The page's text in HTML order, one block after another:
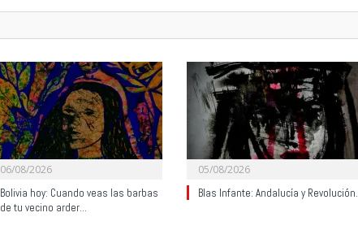
06/08/2026
Bolivia hoy: Cuando veas las barbas
de tu vecino arder…
05/08/2026
Blas Infante: Andalucía y Revolución.